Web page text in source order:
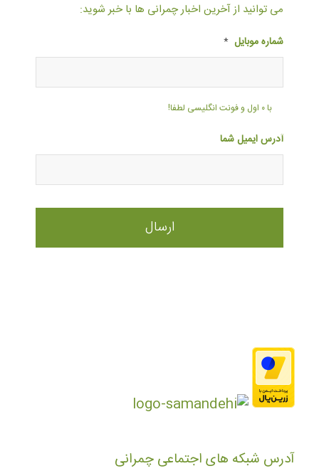
می توانید از آخرین اخبار چمرانی ها با خبر شوید:
شماره موبایل *
با ۰ اول و فونت انگلیسی لطفا!
آدرس ایمیل شما
آدرس شبکه های اجتماعی چمرانی